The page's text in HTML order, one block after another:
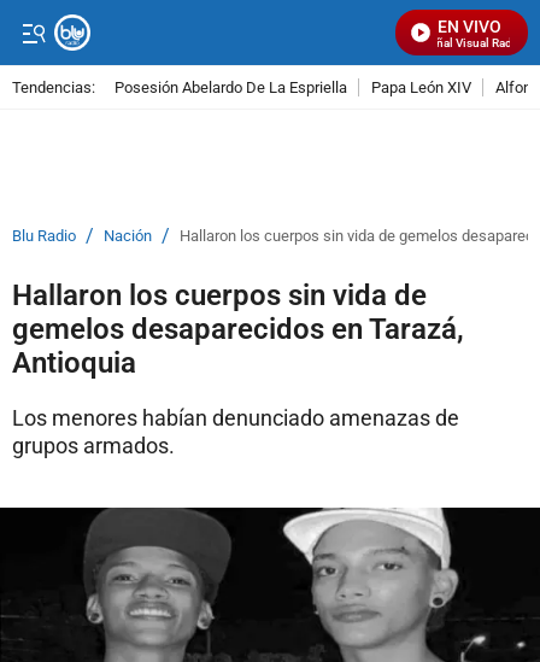
EN VIVO
Señal Visual Radio
Tendencias: Posesión Abelardo De La Espriella Papa León XIV
Blu Radio / Nación / Hallaron los cuerpos sin vida de gemelos
Hallaron los cuerpos sin vida de
gemelos desaparecidos en Tarazá,
Antioquia
Los menores habían denunciado amenazas de
grupos armados.